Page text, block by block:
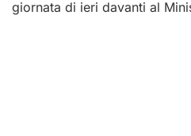
giornata di ieri davanti al